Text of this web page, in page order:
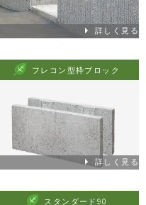
詳しく見る
フレコン型枠ブロック
詳しく見る
スタンダード90